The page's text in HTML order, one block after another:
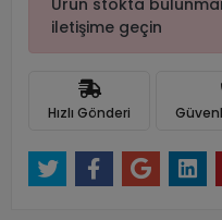
Ürün stokta
iletişime geçin
Hızlı Gönderi